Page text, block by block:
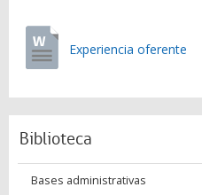
Experiencia oferente
Biblioteca
Bases administrativas